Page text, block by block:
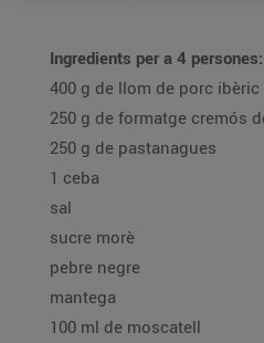
Ingredients per a 4 persones:
400 g de llom de porc ibèric
250 g de pastanagues
1 ceba
sal
sucre morè
pebre negre
mantega
100 ml de moscatell